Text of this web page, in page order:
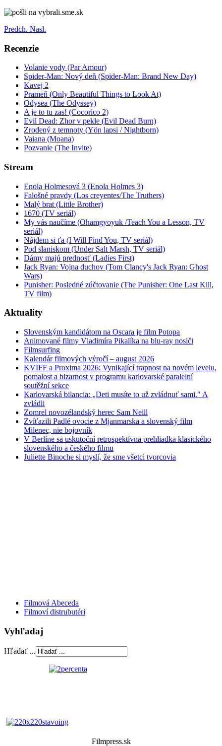
Predch. Nasl.
Recenzie
Volanie vody (Par Amour)
Spider-Man: Nový deň (Spider-Man: Brand New Day)
Kavej 2
Prameň (Only Beautiful Things to Look At)
Odysea (The Odyssey)
A je to tu zas! (Cocorico 2)
Evil Dead: Zhor v pekle (Evil Dead Burn)
Zrodený z temnoty (Yön lapsi / Nightborn)
Vaiana (Moana)
Pozvanie (The Invite)
Stream
Enola Holmesová 3 (Enola Holmes 3)
Falošné pravdy (Los creyentes/The Truthers)
Malý brat (Little Brother)
1670 (TV seriál)
My vás naučíme (Ohamgyoyuk /Teach You a Lesson, TV
seriál)
Nájdem si ťa (I Will Find You, TV seriál)
Pod slaniskom (Under Salt Marsh, TV seriál)
Dámy majú prednosť (Ladies First)
Jack Ryan: Vojna duchov (Tom Clancy's Jack Ryan: Ghost
Wars)
Punisher: Posledné zúčtovanie (The Punisher: One Last Kill,
TV film)
Aktuality
Slovenským kandidátom na Oscara je film Potopa
Animované filmy Vladimíra Pikalíka na blu-ray nosiči
Filmsurfing
Kalendár filmových výročí – august 2026
KVIFF a Proxima 2026: Vynikající trapnost na novém levelu,
pomalost a bizarnost v programu karlovarské paralelní
soutěžní sekce
Karlovarská bilancia: „Deti musíte to už zvládnuť sami." A
zvládli
Zomrel novozélandský herec Sam Neill
Zvíťazili Padlé ovocie z Mjanmarska a slovenský film
Milenec, nie bojovník
V Berlíne sa uskutoční retrospektívna prehliadka klasického
slovenského a českého filmu
Juliette Binoche si myslí, že sme všetci tvorcovia
Filmová Abeceda
Filmoví distrubutéri
Vyhľadaj
Hľadať ...
Filmpress.sk